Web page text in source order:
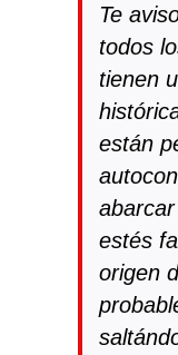
Te
todos
tienen
están
estés
origen